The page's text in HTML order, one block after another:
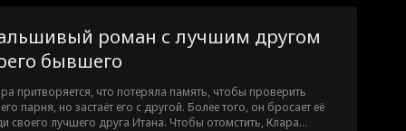
роман с лучшим другом
бывшего
притворяется, что потеряла память, чтобы проверить
парня, но застаёт его с другой. Более того, он бросает её
своего лучшего друга Итана. Чтобы отомстить, Клара